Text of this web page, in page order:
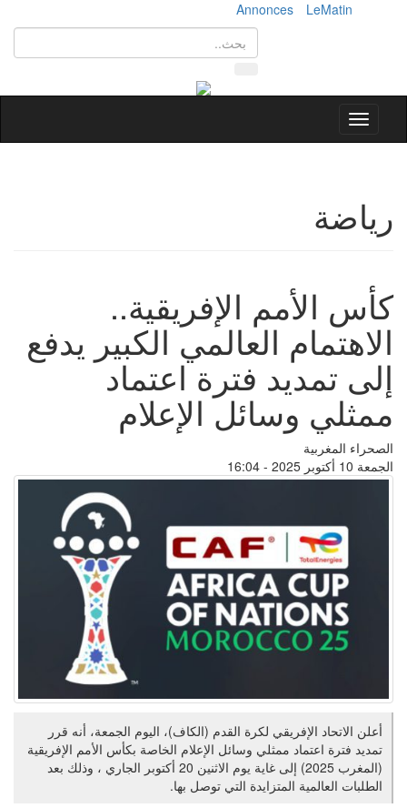
LeMatin
Annonces
Toggle
navigation
رياضة
كأس الأمم الإفريقية..
الاهتمام العالمي الكبير يدفع
إلى تمديد فترة اعتماد
ممثلي وسائل الإعلام
الصحراء المغربية
الجمعة 10 أكتوبر 2025 - 16:04
أعلن الاتحاد الإفريقي لكرة القدم (الكاف)، اليوم الجمعة، أنه قرر
تمديد فترة اعتماد ممثلي وسائل الإعلام الخاصة بكأس الأمم الإفريقية
(المغرب 2025) إلى غاية يوم الاثنين 20 أكتوبر الجاري ، وذلك بعد
الطلبات العالمية المتزايدة التي توصل بها.